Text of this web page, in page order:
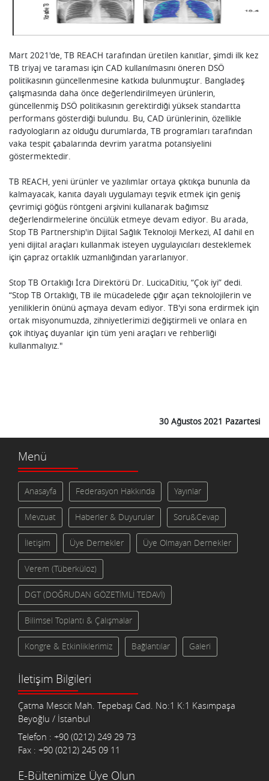
Mart 2021'de, TB REACH tarafından üretilen kanıtlar, şimdi ilk kez
TB triyaj ve taraması için CAD kullanılmasını öneren DSÖ
politikasının güncellenmesine katkıda bulunmuştur. Bangladeş
çalışmasında daha önce değerlendirilmeyen ürünlerin,
güncellenmiş DSÖ politikasının gerektirdiği yüksek standartta
performans gösterdiği bulundu. Bu, CAD ürünlerinin, özellikle
radyologların az olduğu durumlarda, TB programları tarafından
vaka tespit çabalarında devrim yaratma potansiyelini
göstermektedir.
TB REACH, yeni ürünler ve yazılımlar ortaya çıktıkça bununla da
kalmayacak, kanıta dayalı uygulamayı teşvik etmek için geniş
çevrimiçi göğüs röntgeni arşivini kullanarak bağımsız
değerlendirmelerine öncülük etmeye devam ediyor. Bu arada,
Stop TB Partnership'in Dijital Sağlık Teknoloji Merkezi, AI dahil en
yeni dijital araçları kullanmak isteyen uygulayıcıları desteklemek
için çapraz ortaklık uzmanlığından yararlanıyor.
Stop TB Ortaklığı İcra Direktörü Dr. LucicaDitiu, “Çok iyi” dedi.
“Stop TB Ortaklığı, TB ile mücadelede çığır açan teknolojilerin ve
yeniliklerin önünü açmaya devam ediyor. TB'yi sona erdirmek için
ortak misyonumuzda, zihniyetlerimizi değiştirmeli ve onlara en
çok ihtiyaç duyanlar için tüm yeni araçları ve rehberliği
kullanmalıyız."
30 Ağustos 2021 Pazartesi
Menü
Anasayfa Federasyon Hakkında Yayınlar
Mevzuat Haberler & Duyurular Soru&Cevap
İletişim Üye Dernekler Üye Olmayan Dernekler
Verem (Tüberküloz)
DGT (DOĞRUDAN GÖZETİMLİ TEDAVİ)
Bilimsel Toplantı & Çalışmalar
Kongre & Etkinliklerimiz Bağlantılar Galeri
İletişim Bilgileri
Çatma Mescit Mah. Tepebaşı Cad. No:1 K:1 Kasımpaşa
Beyoğlu / İstanbul
Telefon : +90 (0212) 249 29 73
Fax : +90 (0212) 245 09 11
E-Bültenimize Üye Olun